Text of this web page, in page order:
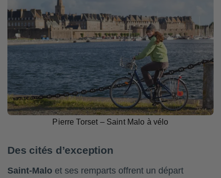
Pierre Torset – Saint Malo à vélo
Des cités d’exception
Saint-Malo et ses remparts offrent un départ